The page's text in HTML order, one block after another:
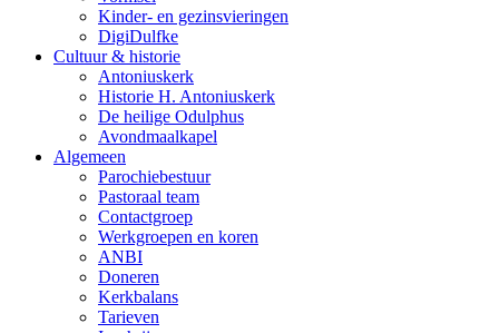
Kinder- en gezinsvieringen
DigiDulfke
Cultuur & historie
Antoniuskerk
Historie H. Antoniuskerk
De heilige Odulphus
Avondmaalkapel
Algemeen
Parochiebestuur
Pastoraal team
Contactgroep
Werkgroepen en koren
ANBI
Doneren
Kerkbalans
Tarieven